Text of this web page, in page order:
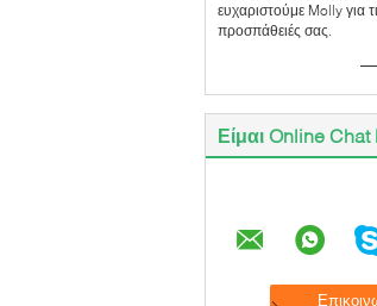
ευχαριστούμε Molly για
προσπάθειές σας.
Είμαι Online Chat